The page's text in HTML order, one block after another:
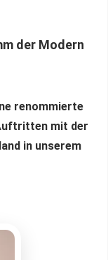
der Modern
renommierte
mit der
in unserem